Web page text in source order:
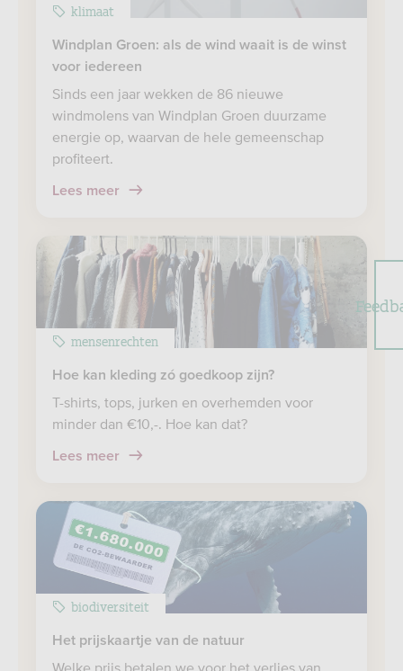
klimaat
Windplan Groen: als de wind waait is de winst
voor iedereen
Sinds een jaar wekken de 86 nieuwe
windmolens van Windplan Groen duurzame
energie op, waarvan de hele gemeenschap
profiteert.
Lees meer
mensenrechten
Hoe kan kleding zó goedkoop zijn?
T-shirts, tops, jurken en overhemden voor
minder dan €10,-. Hoe kan dat?
Lees meer
biodiversiteit
Het prijskaartje van de natuur
Welke prijs betalen we voor het verlies van